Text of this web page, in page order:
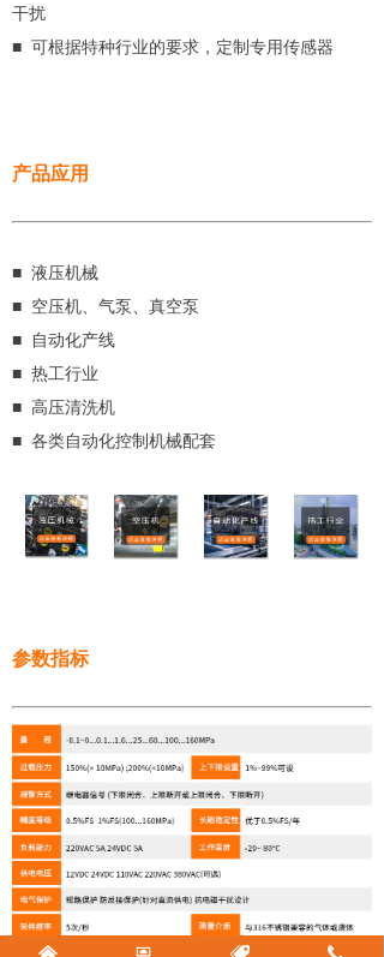
干扰
■ 可根据特种行业的要求，定制专用传感器
产品应用
■ 液压机械
■ 空压机、气泵、真空泵
■ 自动化产线
■ 热工行业
■ 高压清洗机
■ 各类自动化控制机械配套
参数指标
낀 뀵 뀄 끅